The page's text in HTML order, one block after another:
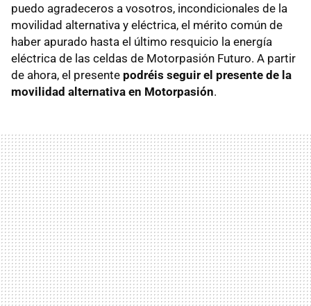
puedo agradeceros a vosotros, incondicionales de la
movilidad alternativa y eléctrica, el mérito común de
haber apurado hasta el último resquicio la energía
eléctrica de las celdas de Motorpasión Futuro. A partir
de ahora, el presente podréis seguir el presente de la
movilidad alternativa en Motorpasión.